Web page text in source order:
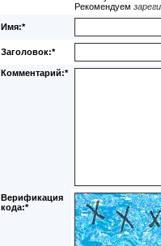
Рекомендуем
Имя:*
Заголовок:*
Комментарий:*
Верификация
кода:*